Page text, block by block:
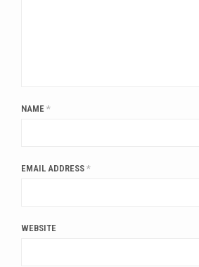
NAME *
EMAIL ADDRESS *
WEBSITE